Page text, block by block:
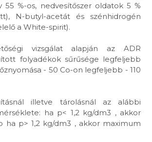
55 %-os, nedvesítőszer oldatok 5 %
N-butyl-acetát és szénhidrogén
a White-spirit).
vizsgálat alapján az ADR
folyadékok sűrűsége legfeljebb
- 50 Co-on legfeljebb - 110
illetve tárolásnál az alábbi
ha p< 1,2 kg/dm3 , akkor
ha p> 1,2 kg/dm3 , akkor maximum